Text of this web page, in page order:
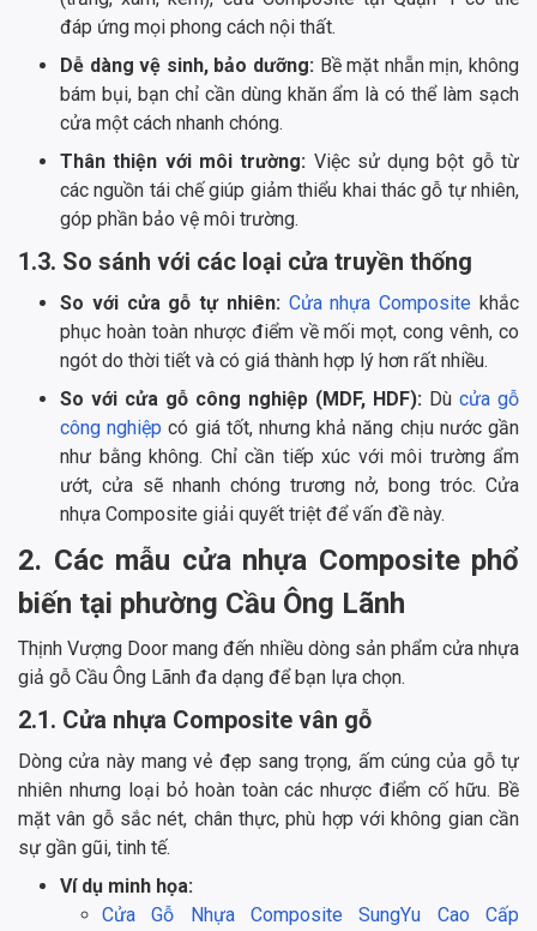
đáp ứng mọi phong cách nội thất.
Dễ dàng vệ sinh, bảo dưỡng: Bề mặt nhẵn mịn, không
bám bụi, bạn chỉ cần dùng khăn ẩm là có thể làm sạch
cửa một cách nhanh chóng.
Thân thiện với môi trường: Việc sử dụng bột gỗ từ
các nguồn tái chế giúp giảm thiểu khai thác gỗ tự nhiên,
góp phần bảo vệ môi trường.
1.3. So sánh với các loại cửa truyền thống
So với cửa gỗ tự nhiên: Cửa nhựa Composite khắc
phục hoàn toàn nhược điểm về mối mọt, cong vênh, co
ngót do thời tiết và có giá thành hợp lý hơn rất nhiều.
So với cửa gỗ công nghiệp (MDF, HDF): Dù cửa gỗ
công nghiệp có giá tốt, nhưng khả năng chịu nước gần
như bằng không. Chỉ cần tiếp xúc với môi trường ẩm
ướt, cửa sẽ nhanh chóng trương nở, bong tróc. Cửa
nhựa Composite giải quyết triệt để vấn đề này.
2. Các mẫu cửa nhựa Composite phổ
biến tại phường Cầu Ông Lãnh
Thịnh Vượng Door mang đến nhiều dòng sản phẩm cửa nhựa
giả gỗ Cầu Ông Lãnh đa dạng để bạn lựa chọn.
2.1. Cửa nhựa Composite vân gỗ
Dòng cửa này mang vẻ đẹp sang trọng, ấm cúng của gỗ tự
nhiên nhưng loại bỏ hoàn toàn các nhược điểm cố hữu. Bề
mặt vân gỗ sắc nét, chân thực, phù hợp với không gian cần
sự gần gũi, tinh tế.
Ví dụ minh họa:
Cửa Gỗ Nhựa Composite SungYu Cao Cấp